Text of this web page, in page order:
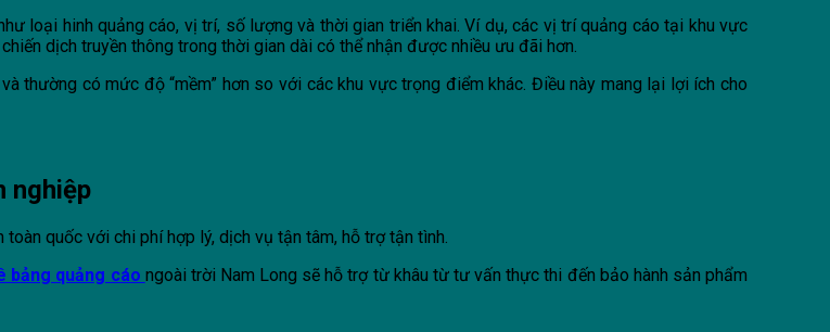
loại hinh quảng cáo, vị trí, số lượng và thời gian triển khai. Ví dụ, các vị trí quảng cáo tại khu vực
dịch truyền thông trong thời gian dài có thể nhận được nhiều ưu đãi hơn.
thường có mức độ “mềm” hơn so với các khu vực trọng điểm khác. Điều này mang lại lợi ích cho
nghiệp
quốc với chi phí hợp lý, dịch vụ tận tâm, hỗ trợ tận tình.
bảng quảng cáo ngoài trời Nam Long sẽ hỗ trợ từ khâu từ tư vấn thực thi đến bảo hành sản phẩm